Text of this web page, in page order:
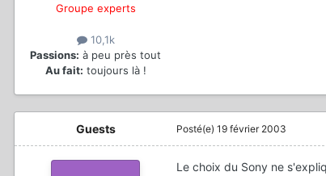
Groupe experts
10,1k
Passions: à peu près tout
Au fait: toujours là !
Guests Posté(e) 19 février 2003
Le choix du Sony ne